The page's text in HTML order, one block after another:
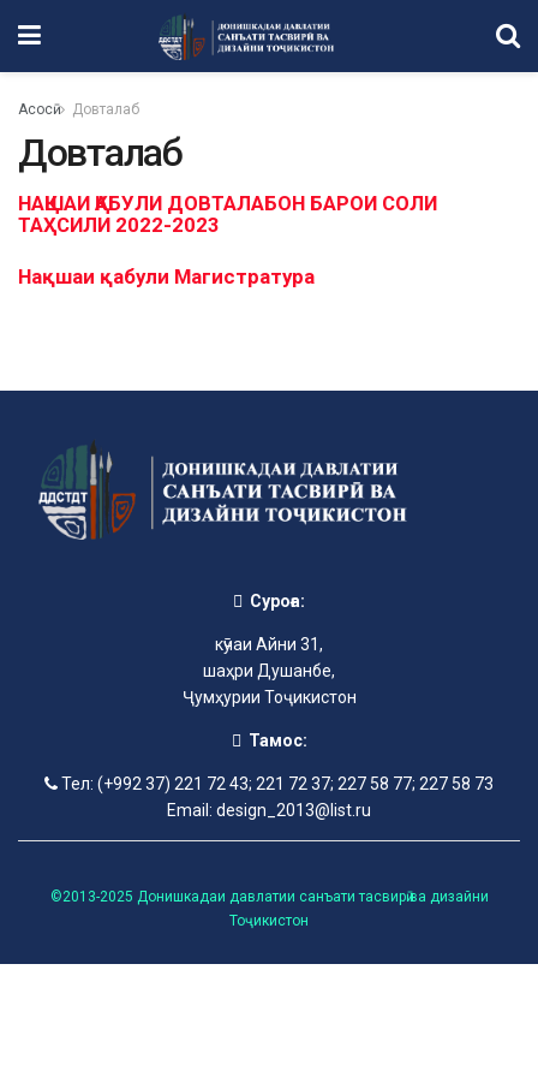
Асосӣ Довталаб
Довталаб
НАҚШАИ ҚАБУЛИ ДОВТАЛАБОН БАРОИ СОЛИ
ТАҲСИЛИ 2022-2023
Нақшаи қабули Магистратура
Суроға:
кӯчаи Айни 31,
шаҳри Душанбе,
Ҷумҳурии Тоҷикистон
Тамос:
Тел: (+992 37) 221 72 43; 221 72 37; 227 58 77; 227 58 73
Email: design_2013@list.ru
©2013-2025 Донишкадаи давлатии санъати тасвирӣ ва дизайни
Тоҷикистон